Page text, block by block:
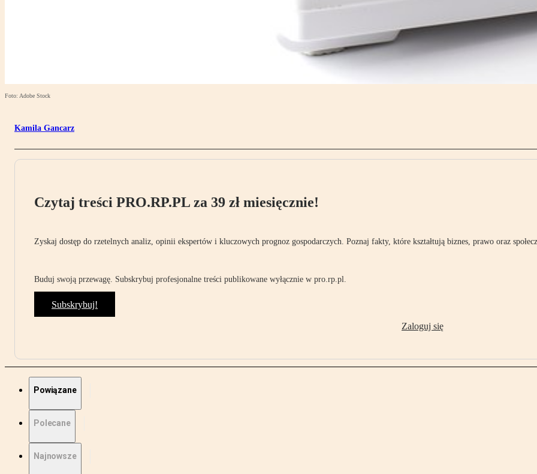
Foto: Adobe Stock
Kamila Gancarz
Czytaj treści PRO.RP.PL za 39 zł miesięcznie!
Zyskaj dostęp do rzetelnych analiz, opinii ekspertów i kluczowych prognoz gospodarczych. Poznaj fakty, które kształtują biznes, prawo oraz
Buduj swoją przewagę. Subskrybuj profesjonalne treści publikowane wyłącznie w pro.rp.pl.
Subskrybuj!
Zaloguj się
Powiązane
Polecane
Najnowsze